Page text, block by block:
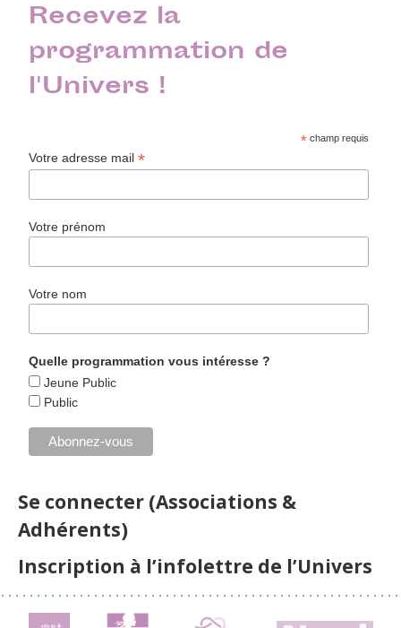
Recevez la
programmation de
l'Univers !
* champ requis
Votre adresse mail*
Votre prénom
Votre nom
Quelle programmation vous intéresse ?
Jeune Public
Public
Se connecter (Associations &
Adhérents)
Inscription à l’infolettre de l’Univers